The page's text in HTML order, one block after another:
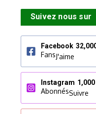
Suivez nous sur
Facebook
FansJ'aime
Instagram 1,000
AbonnésSuivre